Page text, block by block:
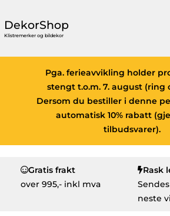
DekorShop
Klistremerker og bildekor
Pga. ferieavvikling holder
stengt t.o.m. 7. august (ring
Dersom du bestiller i denne
automatisk 10% rabatt
tilbudsvarer).
Gratis frakt
over 995,- inkl mva
Rask
neste